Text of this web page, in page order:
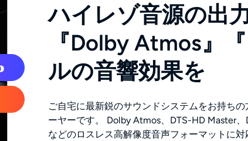
ハイレゾ音源の出
『Dolby Atmos』
ルの音響効果を
ご自宅に最新鋭のサウンドシステムをお持ち
ーヤーです。 Dolby Atmos、DTS-HD Master
などのロスレス高解像度音声フォーマットに